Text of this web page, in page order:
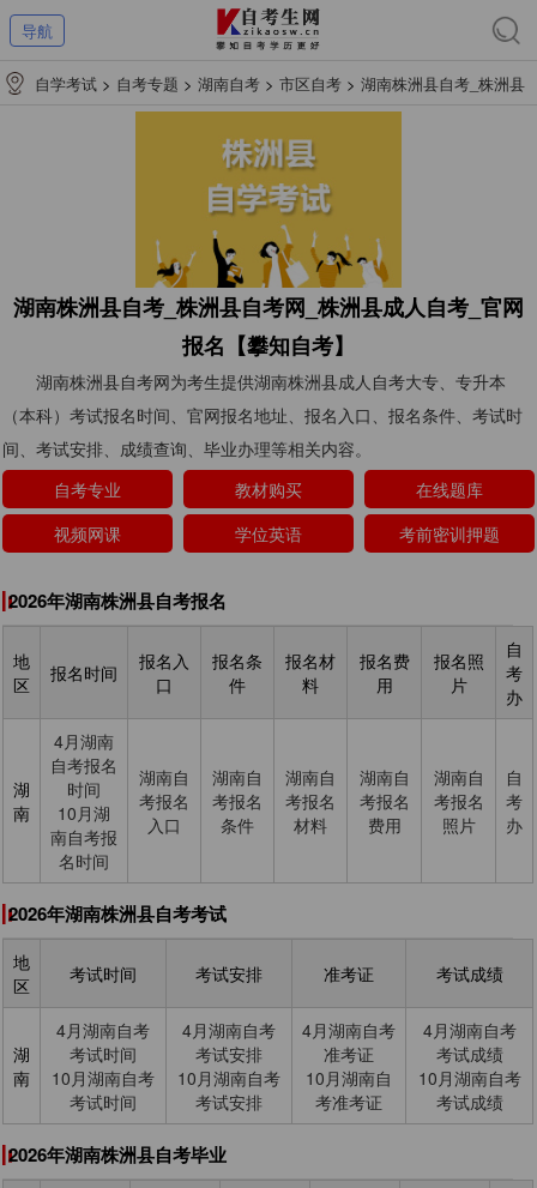
导航
自学考试 > 自考专题 > 湖南自考 > 市区自考 > 湖南株洲县自考_株洲县
湖南株洲县自考_株洲县自考网_株洲县成人自考_官网
报名【攀知自考】
湖南株洲县自考网为考生提供湖南株洲县成人自考大专、专升本
（本科）考试报名时间、官网报名地址、报名入口、报名条件、考试时
间、考试安排、成绩查询、毕业办理等相关内容。
自考专业
教材购买
在线题库
视频网课
学位英语 考前密训押题
2026年湖南株洲县自考报名
地
区
报名时间
报名入
口
报名条
件
报名材
料
报名费
用
报名照
片
自
考
办
湖
南
4月湖南
自考报名
时间
10月湖
南自考报
名时间
湖南自
考报名
入口
湖南自
考报名
条件
湖南自
考报名
材料
湖南自
考报名
费用
湖南自
考报名
照片
自
考
办
2026年湖南株洲县自考考试
地
区
考试时间 考试安排 准考证 考试成绩
湖
南
4月湖南自考
考试时间
10月湖南自考
考试时间
4月湖南自考
考试安排
10月湖南自考
考试安排
4月湖南自考
准考证
10月湖南自
考准考证
4月湖南自考
考试成绩
10月湖南自考
考试成绩
2026年湖南株洲县自考毕业